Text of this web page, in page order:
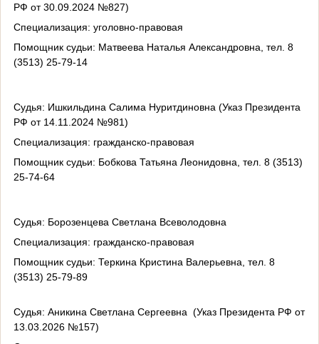
РФ от 30.09.2024 №827)
Специализация: уголовно-правовая
Помощник судьи: Матвеева Наталья Александровна, тел. 8
(3513) 25-79-14
Судья: Ишкильдина Салима Нуритдиновна (Указ Президента
РФ от 14.11.2024 №981)
Специализация: гражданско-правовая
Помощник судьи: Бобкова Татьяна Леонидовна, тел. 8 (3513)
25-74-64
Судья: Борозенцева Светлана Всеволодовна
Специализация: гражданско-правовая
Помощник судьи: Теркина Кристина Валерьевна, тел. 8
(3513) 25-79-89
Судья: Аникина Светлана Сергеевна (Указ Президента РФ от
13.03.2026 №157)